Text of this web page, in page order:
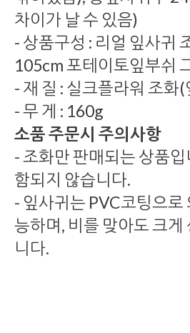
차이가 날 수 있음)
- 상품구성 : 리얼 잎사귀
105cm 포테이토잎부쉬
- 재 질 : 실크플라워 조화
- 무 게 : 160g
소품 주문시 주의사항
- 조화만 판매되는 상품
함되지 않습니다.
- 잎사귀는 PVC코팅으로
능하며, 비를 맞아도 크게
니다.